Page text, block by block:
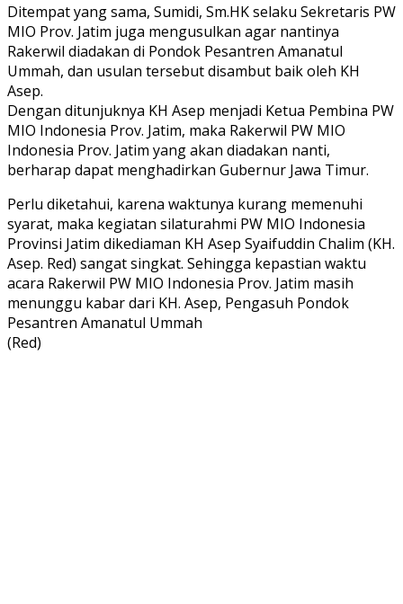
Ditempat yang sama, Sumidi, Sm.HK selaku Sekretaris PW
MIO Prov. Jatim juga mengusulkan agar nantinya
Rakerwil diadakan di Pondok Pesantren Amanatul
Ummah, dan usulan tersebut disambut baik oleh KH
Asep.
Dengan ditunjuknya KH Asep menjadi Ketua Pembina PW
MIO Indonesia Prov. Jatim, maka Rakerwil PW MIO
Indonesia Prov. Jatim yang akan diadakan nanti,
berharap dapat menghadirkan Gubernur Jawa Timur.
Perlu diketahui, karena waktunya kurang memenuhi
syarat, maka kegiatan silaturahmi PW MIO Indonesia
Provinsi Jatim dikediaman KH Asep Syaifuddin Chalim (KH.
Asep. Red) sangat singkat. Sehingga kepastian waktu
acara Rakerwil PW MIO Indonesia Prov. Jatim masih
menunggu kabar dari KH. Asep, Pengasuh Pondok
Pesantren Amanatul Ummah
(Red)